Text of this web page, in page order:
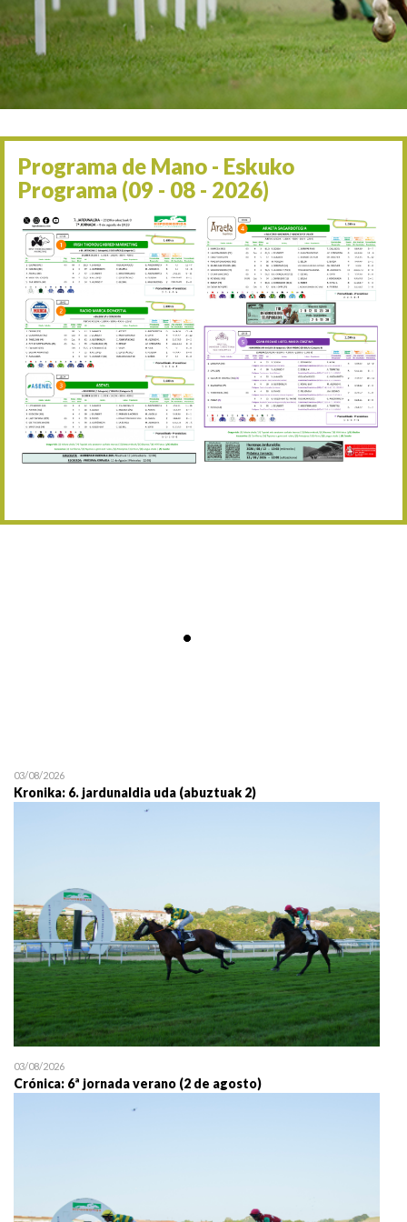
06/09 17:30 Irailaren 6a / 6 de
13/09 17:30 Irailaren 13a / 13 de
30/09 11:30 Irailaren 30a / 30 de
11/06 11:30
05/07 11:30 Uztailaren 5a / 5 de julio
12/07 11:30 Uztailaren 12a / 12 de
19/07 11:30 Uztailaren 19a / 19 de
25/07 11:30 Uztailaren 25a / 25 de
02/08 17:30 Abuztuaren 2a / 2 de
09/08 17:30 Abuztuaren 9a / 9 de
12/08 12:08 Abuztaren 12a / 12 de
15/08 17:05 Abuztuaren 15a / 15 de
30/08 17:30 Abuztuaren 30a / 30 de
19/07 11:30
Programa de Mano - Eskuko
Programa (09 - 08 - 2026)
03/08/2026
Kronika: 6. jardunaldia uda (abuztuak 2)
03/08/2026
Crónica: 6ª jornada verano (2 de agosto)